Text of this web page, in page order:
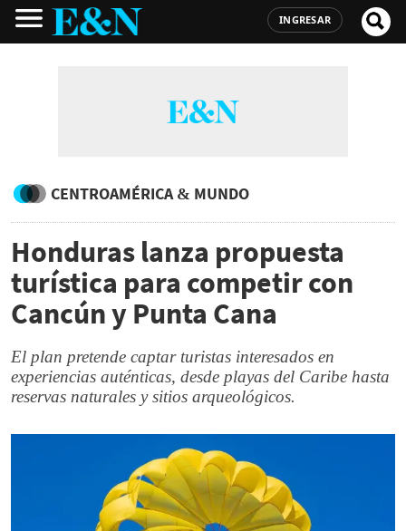
INGRESAR
CENTROAMÉRICA & MUNDO
Honduras lanza propuesta
turística para competir con
Cancún y Punta Cana
El plan pretende captar turistas interesados en
experiencias auténticas, desde playas del Caribe hasta
reservas naturales y sitios arqueológicos.